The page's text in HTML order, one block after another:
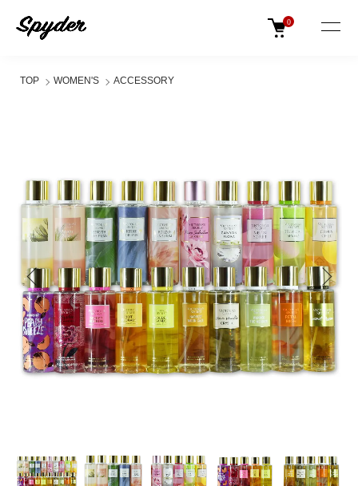
0
TOP WOMEN'S ACCESSORY